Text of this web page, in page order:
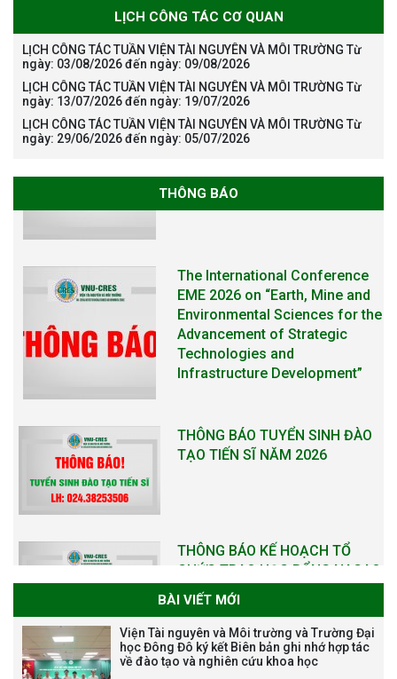
LỊCH CÔNG TÁC CƠ QUAN
LỊCH CÔNG TÁC TUẦN VIỆN TÀI NGUYÊN VÀ MÔI TRƯỜNG Từ
ngày: 03/08/2026 đến ngày: 09/08/2026
LỊCH CÔNG TÁC TUẦN VIỆN TÀI NGUYÊN VÀ MÔI TRƯỜNG Từ
ngày: 13/07/2026 đến ngày: 19/07/2026
LỊCH CÔNG TÁC TUẦN VIỆN TÀI NGUYÊN VÀ MÔI TRƯỜNG Từ
ngày: 29/06/2026 đến ngày: 05/07/2026
THÔNG BÁO
Environmental Sciences for the
Advancement of Strategic
Technologies and
Infrastructure Development”
NĂM HỌC 2025-2026
NĂM XÂY DỰNG VÀ PHÁT TRIỂN
VIỆN (1985-2025) VÀ ĐÓN
BÀI VIẾT MỚI
Viện Tài nguyên và Môi trường và Trường Đại
học Đông Đô ký kết Biên bản ghi nhớ hợp tác
về đào tạo và nghiên cứu khoa học